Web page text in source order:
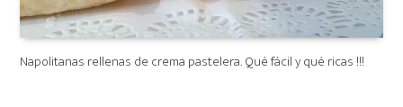
Napolitanas rellenas de crema pastelera. Qué fácil y qué ricas !!!